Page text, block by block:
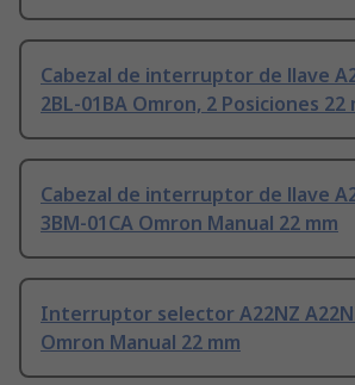
Cabezal de interruptor de llave
2BL-01BA Omron, 2 Posiciones 22
Cabezal de interruptor de llave
3BM-01CA Omron Manual 22 mm
Interruptor selector A22NZ
Omron Manual 22 mm